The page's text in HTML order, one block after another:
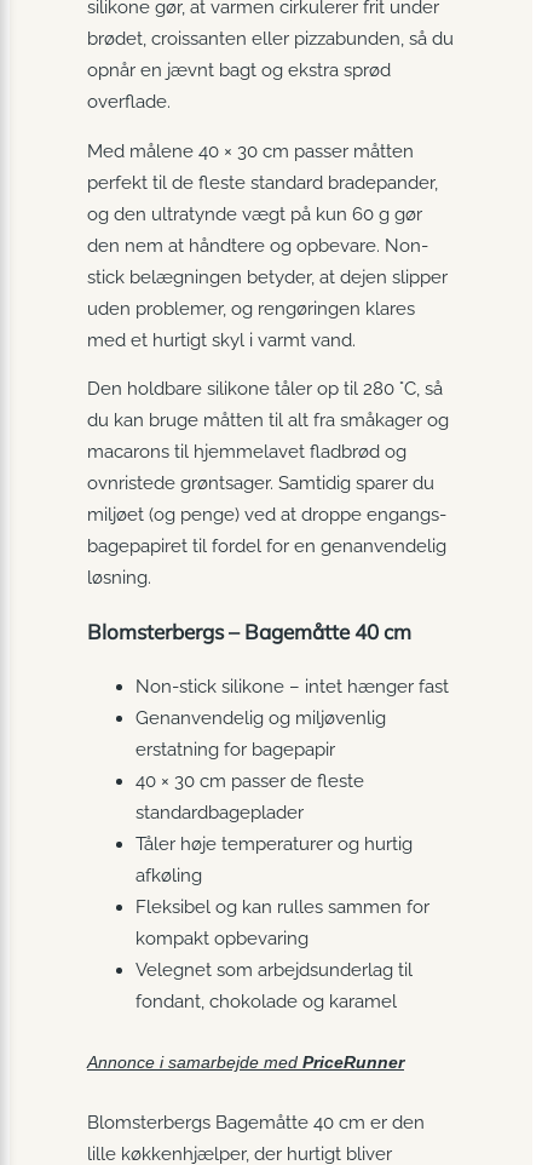
silikone gør, at varmen cirkulerer frit under
brødet, croissanten eller pizzabunden, så du
opnår en jævnt bagt og ekstra sprød
overflade.
Med målene 40 × 30 cm passer måtten
perfekt til de fleste standard bradepander,
og den ultratynde vægt på kun 60 g gør
den nem at håndtere og opbevare. Non-
stick belægningen betyder, at dejen slipper
uden problemer, og rengøringen klares
med et hurtigt skyl i varmt vand.
Den holdbare silikone tåler op til 280 °C, så
du kan bruge måtten til alt fra småkager og
macarons til hjemmelavet fladbrød og
ovnristede grøntsager. Samtidig sparer du
miljøet (og penge) ved at droppe engangs­
bagepapiret til fordel for en genanvendelig
løsning.
Blomsterbergs – Bagemåtte 40 cm
Non-stick silikone – intet hænger fast
Genanvendelig og miljøvenlig
erstatning for bagepapir
40 × 30 cm passer de fleste
standardbageplader
Tåler høje temperaturer og hurtig
afkøling
Fleksibel og kan rulles sammen for
kompakt opbevaring
Velegnet som arbejdsunderlag til
fondant, chokolade og karamel
Annonce i samarbejde med PriceRunner
Blomsterbergs Bagemåtte 40 cm er den
lille køkkenhjælper, der hurtigt bliver